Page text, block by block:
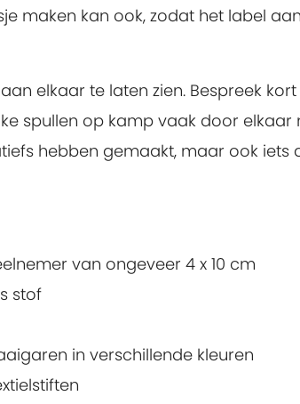
maken kan ook, zodat het label
elkaar te laten zien. Bespreek
spullen op kamp vaak door elkaar
hebben gemaakt, maar ook iets
van ongeveer 4 x 10 cm
stof
in verschillende kleuren